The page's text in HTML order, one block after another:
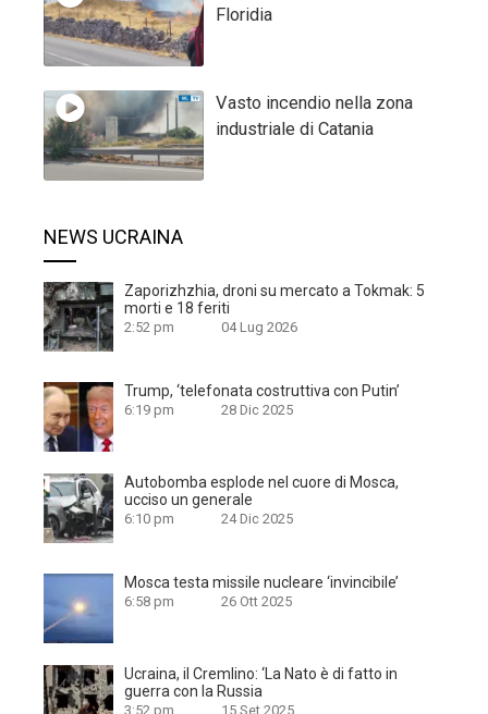
Floridia
Vasto incendio nella zona
industriale di Catania
NEWS UCRAINA
Zaporizhzhia, droni su mercato a Tokmak: 5
morti e 18 feriti
2:52 pm 04 Lug 2026
Trump, ‘telefonata costruttiva con Putin’
6:19 pm 28 Dic 2025
Autobomba esplode nel cuore di Mosca,
ucciso un generale
6:10 pm 24 Dic 2025
Mosca testa missile nucleare ‘invincibile’
6:58 pm 26 Ott 2025
Ucraina, il Cremlino: ‘La Nato è di fatto in
guerra con la Russia
3:52 pm 15 Set 2025